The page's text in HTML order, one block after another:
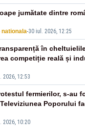
nationala-30 iul. 2026, 12:25
jumătate dintre
2026, 12:53
în
competiție reală și
2026, 10:20
fermierilor, s-au
Poporului